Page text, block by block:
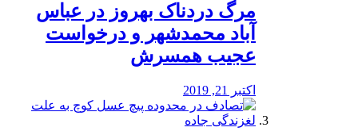
مرگ دردناک بهروز در عباس
آباد محمدشهر و درخواست
عجیب همسرش
اکتبر 21, 2019